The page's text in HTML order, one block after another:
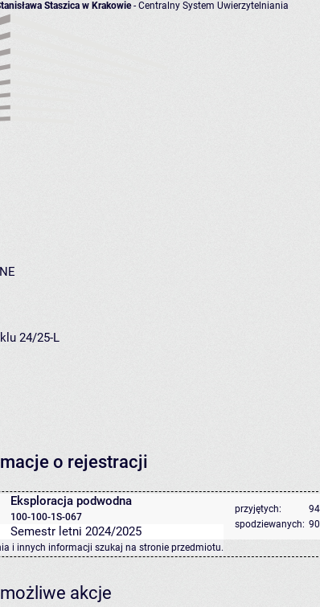
Staszica w Krakowie- Centralny System Uwierzytelniania
24/25-L
o rejestracji
Eksploracja podwodna
100-100-1S-067
przyjętych:
94
spodziewanych: 90
Semestr letni 2024/2025
i innych informacji szukaj na stronie przedmiotu.
akcje